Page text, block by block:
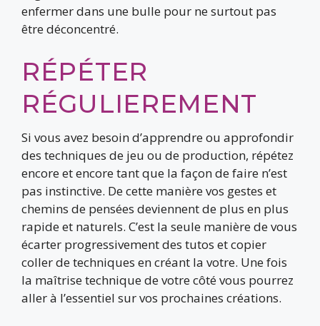
enfermer dans une bulle pour ne surtout pas
être déconcentré.
RÉPÉTER
RÉGULIEREMENT
Si vous avez besoin d’apprendre ou approfondir
des techniques de jeu ou de production, répétez
encore et encore tant que la façon de faire n’est
pas instinctive. De cette manière vos gestes et
chemins de pensées deviennent de plus en plus
rapide et naturels. C’est la seule manière de vous
écarter progressivement des tutos et copier
coller de techniques en créant la votre. Une fois
la maîtrise technique de votre côté vous pourrez
aller à l’essentiel sur vos prochaines créations.